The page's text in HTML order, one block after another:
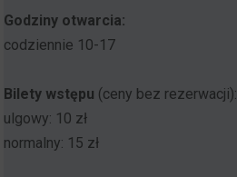
Godziny otwarcia:
codziennie 10-17
Bilety wstępu (ceny bez rezerwacji):
ulgowy: 10 zł
normalny: 15 zł